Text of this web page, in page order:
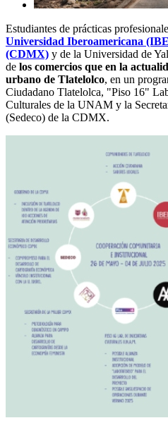
Estudiantes de prácticas
Universidad Iberoamericana
(CDMX) y de la Universidad de
de los comercios que en la
urbano de Tlatelolco, en un
Ciudadano Tlatelolca, "Piso 16"
Culturales de la UNAM y la
(Sedeco) de la CDMX.